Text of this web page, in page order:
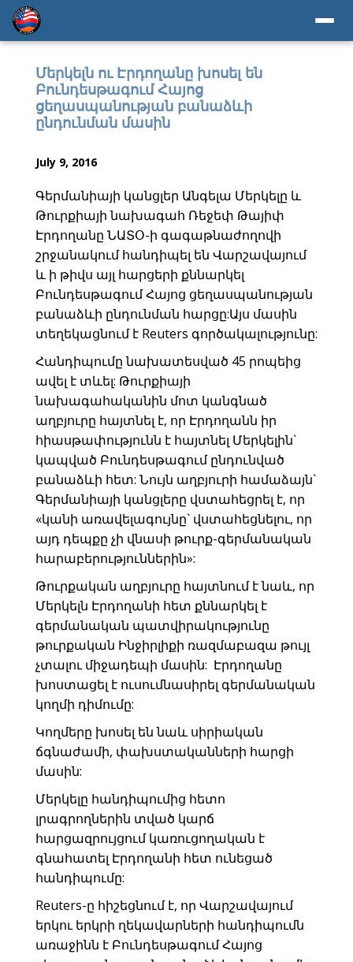
Մերկելն ու Էրդողանը խոսել են
Բունդեսթագում Հայոց
ցեղասպանության բանաձևի
ընդունման մասին
July 9, 2016
Գերմանիայի կանցլեր Անգելա Մերկելը և
Թուրքիայի նախագահ Ռեջեփ Թայիփ
Էրդողանը ՆԱՏՕ-ի գագաթնաժողովի
շրջանակում հանդիպել են Վարշավայում
և ի թիվս այլ հարցերի քննարկել
Բունդեսթագում Հայոց ցեղասպանության
բանաձևի ընդունման հարցը:Այս մասին
տեղեկացնում է Reuters գործակալությունը:
Հանդիպումը նախատեսված 45 րոպեից
ավել է տևել: Թուրքիայի
նախագահականին մոտ կանգնած
աղբյուրը հայտնել է, որ Էրդողանն իր
հիասթափությունն է հայտնել Մերկելին`
կապված Բունդեսթագում ընդունված
բանաձևի հետ: Նույն աղբյուրի համաձայն`
Գերմանիայի կանցլերը վստահեցրել է, որ
«կանի առավելագույնը` վստահեցնելու, որ
այդ դեպքը չի վնասի թուրք-գերմանական
հարաբերություններին»:
Թուրքական աղբյուրը հայտնում է նաև, որ
Մերկելն Էրդողանի հետ քննարկել է
գերմանական պատվիրակությունը
թուրքական Ինջիրլիքի ռազմաբազա թույլ
չտալու միջադեպի մասին: Էրդողանը
խոստացել է ուսումնասիրել գերմանական
կողմի դիմումը:
Կողմերը խոսել են նաև սիրիական
ճգնաժամի, փախստականների հարցի
մասին:
Մերկելը հանդիպումից հետո
լրագրողներին տված կարճ
հարցազրույցում կառուցողական է
գնահատել Էրդողանի հետ ունեցած
հանդիպումը:
Reuters-ը հիշեցնում է, որ Վարշավայում
երկու երկրի ղեկավարների հանդիպումն
առաջինն է Բունդեսթագում Հայոց